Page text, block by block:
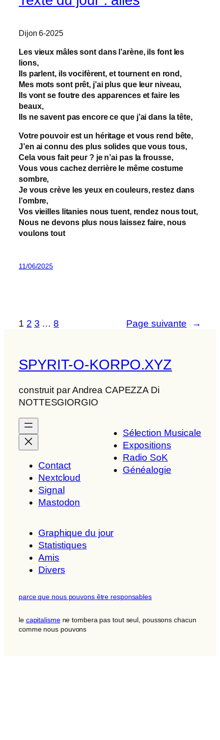
Dijon 6-2025
Les vieux mâles sont dans l’arène, ils font les
lions,
Ils parlent, ils vocifèrent, et tournent en rond,
Mes mots sont prêt, j’ai plus que leur niveau,
Ils vont se foutre des apparences et faire les
beaux,
Ils ne savent pas encore ce que j’ai dans la tête,
Votre pouvoir est un héritage et vous rend bête,
J’en ai connu des plus solides que vous tous,
Cela vous fait peur ? je n’ai pas la frousse,
Vous vous cachez derrière le même costume
sombre,
Je vous crève les yeux en couleurs, restez dans
l’ombre,
Vos vieilles litanies nous tuent, rendez nous tout,
Nous ne devons plus nous laissez faire, nous
voulons tout
11/06/2025
1 2 3 … 8 Page suivante →
SPYRIT-O-KORPO.XYZ
construit par Andrea CAPEZZA Di
NOTTESGIORGIO
Contact
Nextcloud
Signal
Mastodon
Sélection Musicale
Expositions
Radio SoK
Généalogie
Graphique du jour
Statistiques
Amis
Divers
parce que nous pouvons être responsables
le capitalismene tombera pas tout seul, poussons chacun
comme nous pouvons